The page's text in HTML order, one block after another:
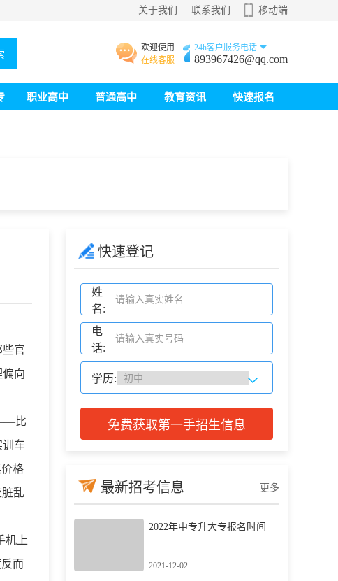
关于我们 联系我们 移动端
欢迎使用
在线客服
24h客户服务电话
893967426@qq.com
职业高中 普通高中 教育资讯 快速报名
官
向
比
车
格
脏乱
机上
而
快速登记
姓
名:
电
话:
学历:
免费获取第一手招生信息
最新招考信息 更多
2022年中专升大专报名时间
2021-12-02